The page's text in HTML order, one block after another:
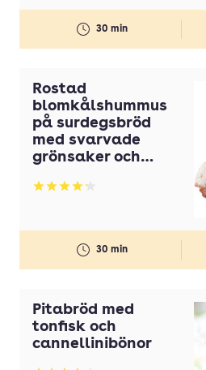
30 min
Rostad
blomkålshummus
på surdegsbröd
med svarvade
grönsaker och
Betyg: 4.2 av 5
30 min
Pitabröd med
tonfisk och
cannellinibönor